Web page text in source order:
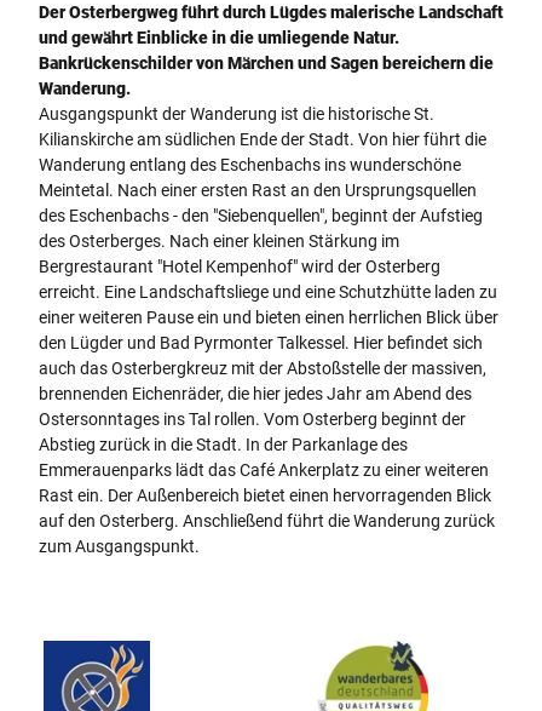
o
s
t
e
r
b
e
r
g
-
t
e
u
t
o
b
u
r
g
e
r
-
Der Osterbergweg führt durch Lügdes malerische Landschaft
und gewährt Einblicke in die umliegende Natur.
Bankrückenschilder von Märchen und Sagen bereichern die
Wanderung.
Ausgangspunkt der Wanderung ist die historische St.
Kilianskirche am südlichen Ende der Stadt. Von hier führt die
Wanderung entlang des Eschenbachs ins wunderschöne
Meintetal. Nach einer ersten Rast an den Ursprungsquellen
des Eschenbachs - den "Siebenquellen", beginnt der Aufstieg
des Osterberges. Nach einer kleinen Stärkung im
Bergrestaurant "Hotel Kempenhof" wird der Osterberg
erreicht. Eine Landschaftsliege und eine Schutzhütte laden zu
einer weiteren Pause ein und bieten einen herrlichen Blick über
den Lügder und Bad Pyrmonter Talkessel. Hier befindet sich
auch das Osterbergkreuz mit der Abstoßstelle der massiven,
brennenden Eichenräder, die hier jedes Jahr am Abend des
Ostersonntages ins Tal rollen. Vom Osterberg beginnt der
Abstieg zurück in die Stadt. In der Parkanlage des
Emmerauenparks lädt das Café Ankerplatz zu einer weiteren
Rast ein. Der Außenbereich bietet einen hervorragenden Blick
auf den Osterberg. Anschließend führt die Wanderung zurück
zum Ausgangspunkt.